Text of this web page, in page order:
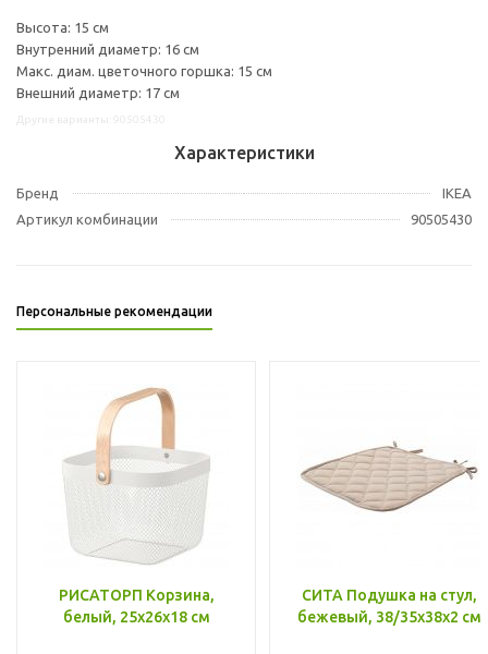
Высота: 15 см
Внутренний диаметр: 16 см
Макс. диам. цветочного горшка: 15 см
Внешний диаметр: 17 см
Характеристики
Бренд
IKEA
Артикул комбинации
90505430
Персональные рекомендации
РИСАТОРП Корзина,
белый, 25x26x18 см
СИТА Подушка на стул,
бежевый, 38/35x38x2 см